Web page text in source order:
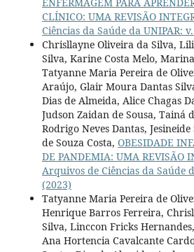
ENFERMAGEM PARA
CLÍNICO: UMA REVISÃO
Ciências da Saúde da UNIPAR:
Chrisllayne Oliveira da Silva,
Silva, Karine Costa Melo,
Tatyanne Maria Pereira de
Araújo, Glair Moura Dantas
Dias de Almeida, Alice Chagas
Judson Zaidan de Sousa, Tainá
Rodrigo Neves Dantas,
de Souza Costa, OBESIDADE
DE PANDEMIA: UMA REVISÃO
Arquivos de Ciências da Saúde
(2023)
Tatyanne Maria Pereira de
Henrique Barros Ferreira,
Silva, Linccon Fricks
Ana Hortencia Cavalcante